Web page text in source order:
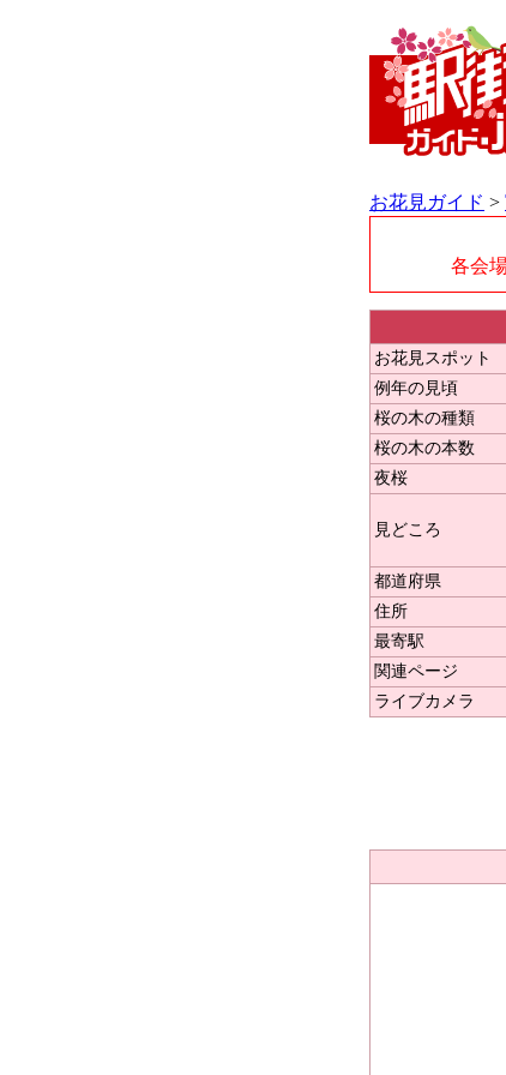
お花見ガイド >
各会
お花見スポット
例年の見頃
桜の木の種類
桜の木の本数
夜桜
見どころ
都道府県
住所
最寄駅
関連ページ
ライブカメラ